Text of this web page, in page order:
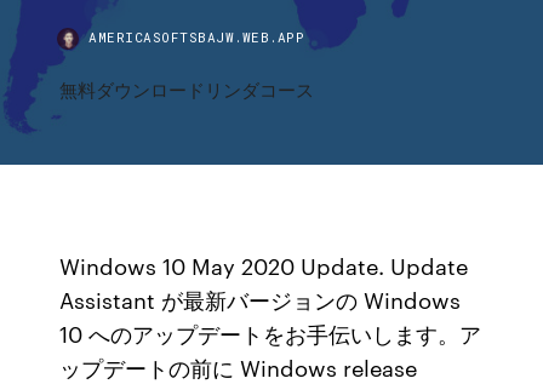
AMERICASOFTSBAJW.WEB.APP
無料ダウンロードリンダコース
Windows 10 May 2020 Update. Update
Assistant が最新バージョンの Windows
10 へのアップデートをお手伝いします。ア
ップデートの前に Windows release